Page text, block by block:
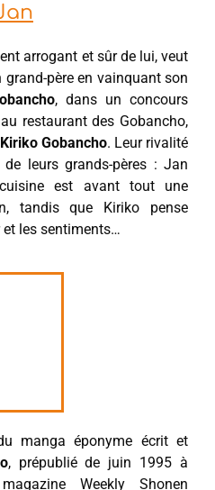
arrogant et sûr de lui, veut
père en vainquant son
, dans un concours
restaurant des Gobancho,
Kiriko Gobancho. Leur rivalité
leurs grands-pères : Jan
est avant tout une
tandis que Kiriko pense
et les sentiments…
manga éponyme écrit et
, prépublié de juin 1995 à
Weekly Shonen